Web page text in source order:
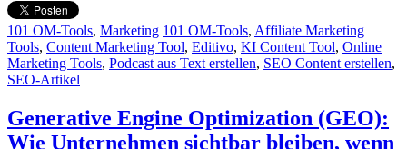
101 OM-Tools, Marketing 101 OM-Tools, Affiliate Marketing
Tools, Content Marketing Tool, Editivo, KI Content Tool, Online
Marketing Tools, Podcast aus Text erstellen, SEO Content erstellen,
SEO-Artikel
Generative Engine Optimization (GEO):
Wie Unternehmen sichtbar bleiben, wenn